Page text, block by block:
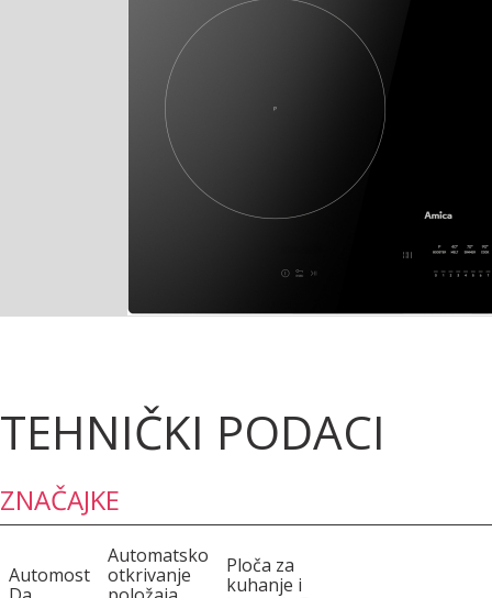
TEHNIČKI PODACI
ZNAČAJKE
Automost
Automatsko
otkrivanje
Ploča za
kuhanje i